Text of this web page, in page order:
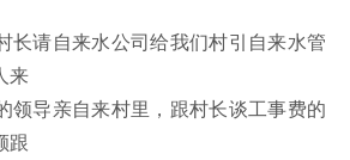
请自来水公司给我们村引自来水管
来
领导亲自来村里，跟村长谈工事费的
跟